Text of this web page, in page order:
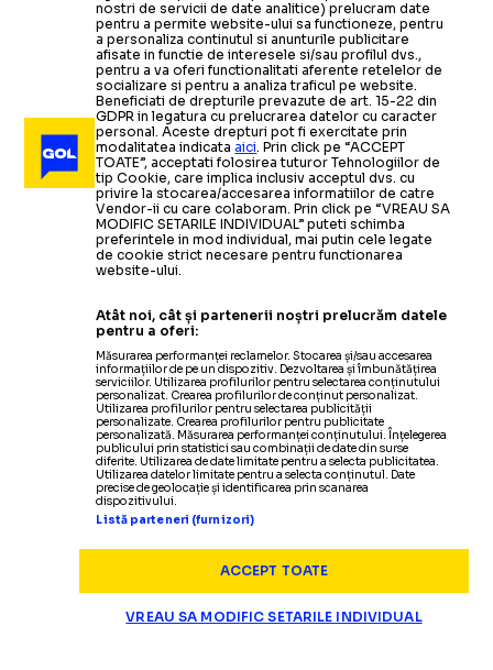
nostri de servicii de date analitice) prelucram date
pentru a permite website-ului sa functioneze, pentru
a personaliza continutul si anunturile publicitare
afisate in functie de interesele si/sau profilul dvs.,
pentru a va oferi functionalitati aferente retelelor de
socializare si pentru a analiza traficul pe website.
Beneficiati de drepturile prevazute de art. 15-22 din
GDPR in legatura cu prelucrarea datelor cu caracter
personal. Aceste drepturi pot fi exercitate prin
modalitatea indicataaici. Prin click pe “ACCEPT
TOATE”, acceptati folosirea tuturor Tehnologiilor de
tip Cookie, care implica inclusiv acceptul dvs. cu
privire la stocarea/accesarea informatiilor de catre
Vendor-ii cu care colaboram. Prin click pe “VREAU SA
MODIFIC SETARILE INDIVIDUAL” puteti schimba
preferintele in mod individual, mai putin cele legate
de cookie strict necesare pentru functionarea
website-ului.
Atât noi, cât și partenerii noștri prelucrăm datele
pentru a oferi:
Măsurarea performanței reclamelor. Stocarea și/sau accesarea
informațiilor de pe un dispozitiv. Dezvoltarea și îmbunătățirea
serviciilor. Utilizarea profilurilor pentru selectarea conținutului
personalizat. Crearea profilurilor de conținut personalizat.
Utilizarea profilurilor pentru selectarea publicității
personalizate. Crearea profilurilor pentru publicitate
personalizată. Măsurarea performanței conținutului. Înțelegerea
publicului prin statistici sau combinații de date din surse
diferite. Utilizarea de date limitate pentru a selecta publicitatea.
Utilizarea datelor limitate pentru a selecta conținutul. Date
precise de geolocație și identificarea prin scanarea
dispozitivului.
Listă parteneri (furnizori)
ACCEPT TOATE
VREAU SA MODIFIC SETARILE INDIVIDUAL